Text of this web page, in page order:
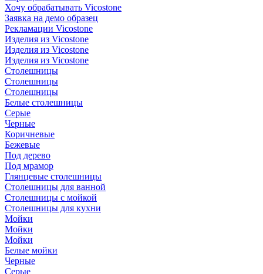
Хочу обрабатывать Vicostone
Заявка на демо образец
Рекламации Vicostone
Изделия из Vicostone
Изделия из Vicostone
Изделия из Vicostone
Столешницы
Столешницы
Столешницы
Белые столешницы
Серые
Черные
Коричневые
Бежевые
Под дерево
Под мрамор
Глянцевые столешницы
Столешницы для ванной
Столешницы с мойкой
Столешницы для кухни
Мойки
Мойки
Мойки
Белые мойки
Черные
Серые